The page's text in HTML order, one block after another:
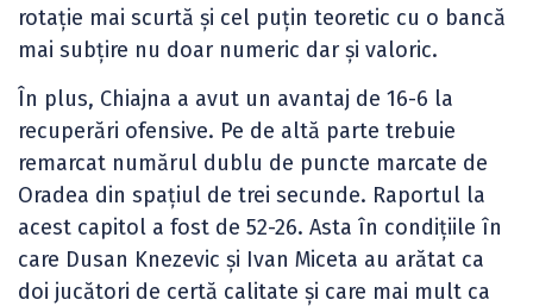
rotație mai scurtă și cel puțin teoretic cu o bancă
mai subțire nu doar numeric dar și valoric.
În plus, Chiajna a avut un avantaj de 16-6 la
recuperări ofensive. Pe de altă parte trebuie
remarcat numărul dublu de puncte marcate de
Oradea din spațiul de trei secunde. Raportul la
acest capitol a fost de 52-26. Asta în condițiile în
care Dusan Knezevic și Ivan Miceta au arătat ca
doi jucători de certă calitate și care mai mult ca